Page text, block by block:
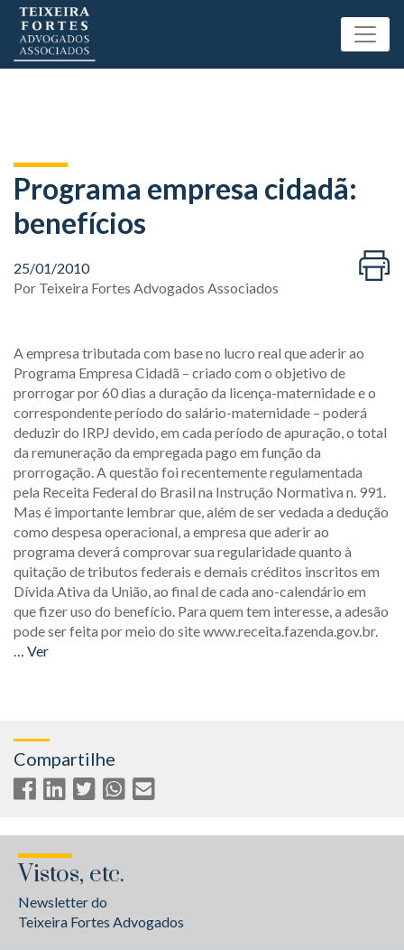
Programa empresa cidadã:
benefícios
25/01/2010
Por Teixeira Fortes Advogados Associados
A empresa tributada com base no lucro real que aderir ao
Programa Empresa Cidadã – criado com o objetivo de
prorrogar por 60 dias a duração da licença-maternidade e o
correspondente período do salário-maternidade – poderá
deduzir do IRPJ devido, em cada período de apuração, o total
da remuneração da empregada pago em função da
prorrogação. A questão foi recentemente regulamentada
pela Receita Federal do Brasil na Instrução Normativa n. 991.
Mas é importante lembrar que, além de ser vedada a dedução
como despesa operacional, a empresa que aderir ao
programa deverá comprovar sua regularidade quanto à
quitação de tributos federais e demais créditos inscritos em
Dívida Ativa da União, ao final de cada ano-calendário em
que fizer uso do benefício. Para quem tem interesse, a adesão
pode ser feita por meio do site www.receita.fazenda.gov.br.
… Ver
Compartilhe
Vistos, etc.
Newsletter do
Teixeira Fortes Advogados